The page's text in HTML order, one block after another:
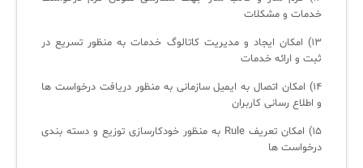
خدمات و مشکلات
۱۳) امکان ایجاد و مدیریت کاتالوگ خدمات به منظور تسریع در
ثبت و ارائه خدمات
۱۴) امکان اتصال به ایمیل سازمانی به منظور دریافت درخواست ها
و اطلاع رسانی کاربران
۱۵) امکان تعریف Rule به منظور خودکارسازی توزیع و دسته بندی
درخواست ها